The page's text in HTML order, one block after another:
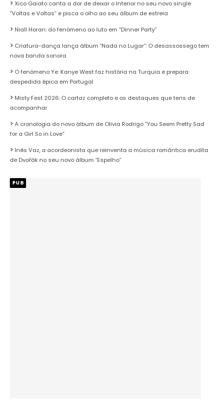
Xico Gaiato canta a dor de deixar o Interior no seu novo single
“Voltas e Voltas” e pisca o olho ao seu álbum de estreia
Niall Horan: do fenómeno ao luto em “Dinner Party”
Criatura-dança lança álbum “Nada no Lugar”: O desassossego tem
nova banda sonora
O fenómeno Ye: Kanye West faz história na Turquia e prepara
despedida épica em Portugal
Misty Fest 2026: O cartaz completo e os destaques que tens de
acompanhar
A cronologia do novo álbum de Olivia Rodrigo “You Seem Pretty Sad
for a Girl So in Love”
Inês Vaz, a acordeonista que reinventa a música romântica erudita
de Dvořák no seu novo álbum “Espelho”
PUB